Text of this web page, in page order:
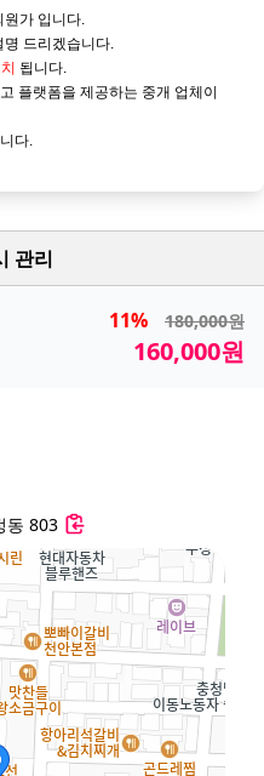
원가 입니다.
명 드리겠습니다.
됩니다.
플랫폼을 제공하는 중개 업체이
다.
관리
11% 180,000원
160,000원
동 803